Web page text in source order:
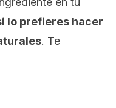
lo prefieres hacer
. Te